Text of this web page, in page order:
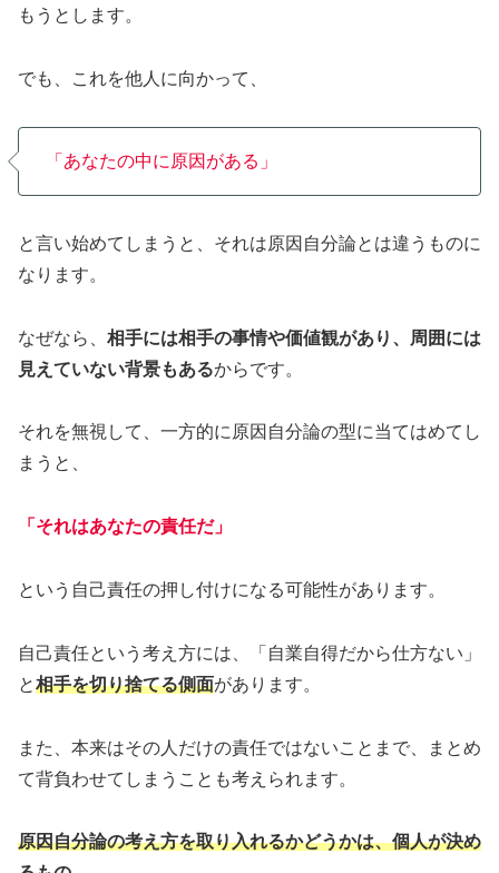
もうとします。
でも、これを他人に向かって、
「あなたの中に原因がある」
と言い始めてしまうと、それは原因自分論とは違うものに
なります。
なぜなら、 相手には相手の事情や価値観があり、周囲には
見えていない背景もあるからです。
それを無視して、一方的に原因自分論の型に当てはめてし
まうと、
「それはあなたの責任だ」
という自己責任の押し付けになる可能性があります。
自己責任という考え方には、「自業自得だから仕方ない」
と相手を切り捨てる側面があります。
また、本来はその人だけの責任ではないことまで、まとめ
て背負わせてしまうことも考えられます。
原因自分論の考え方を取り入れるかどうかは、個人が決め